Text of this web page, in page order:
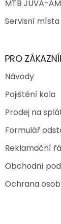
MTB JUVA-
Servisní místa
PRO
Návody
Pojištění kola
Prodej na
Formulář
Reklamační
Obchodní
Ochrana